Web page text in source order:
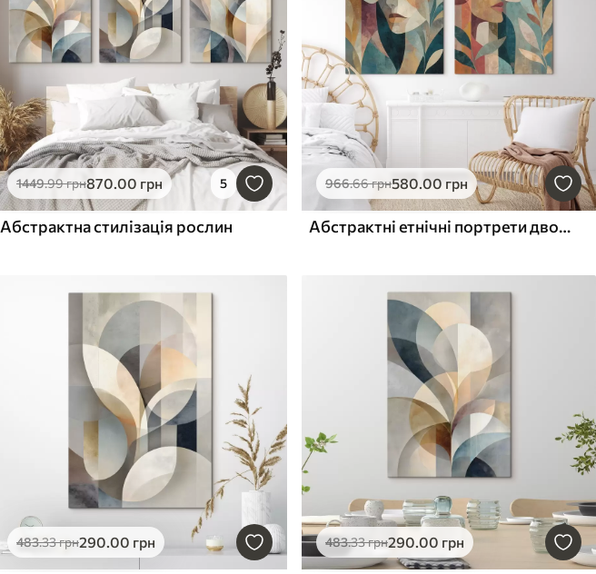
1449.99грн870.00 грн 5
Абстрактна стилізація рослин
966.66грн580.00 грн
Абстрактні етнічні портрети двох жінок
483.33грн290.00 грн 483.33грн290.00 грн